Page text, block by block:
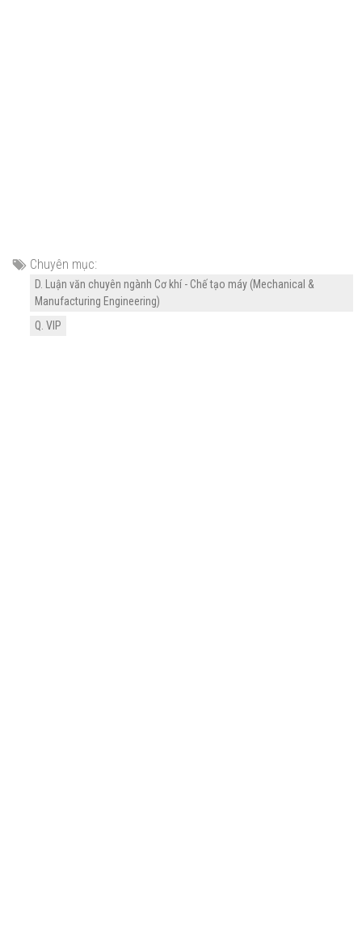
Chuyên mục:
D. Luận văn chuyên ngành Cơ khí - Chế tạo máy (Mechanical &
Manufacturing Engineering)
Q. VIP